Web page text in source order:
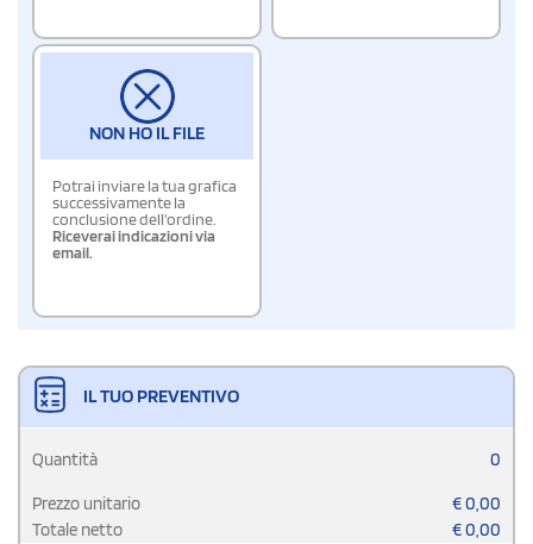
NON HO IL FILE
Potrai inviare la tua grafica
successivamente la
conclusione dell'ordine.
Riceverai indicazioni via
email.
IL TUO PREVENTIVO
Quantità 0
Prezzo unitario €0,00
Totale netto
€0,00